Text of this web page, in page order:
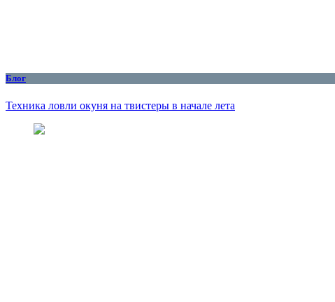
Блог
Техника ловли окуня на твистеры в начале лета